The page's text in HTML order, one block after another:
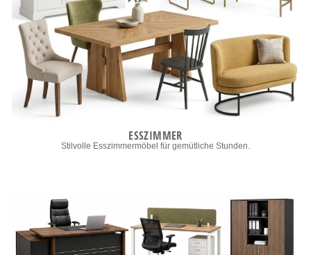
ESSZIMMER
Stilvolle Esszimmermöbel für gemütliche Stunden.